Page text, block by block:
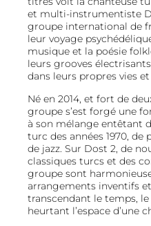
et multi-instrumentiste
groupe international de
leur voyage
musique et la poésie
leurs grooves
dans leurs propres vies
Né en 2014, et fort de
groupe s’est forgé une
à son mélange entêtant
turc des années 1970, de
de jazz. Sur Dost 2, de
classiques turcs et des
groupe sont
arrangements inventifs
transcendant le temps,
heurtant l’espace d’une